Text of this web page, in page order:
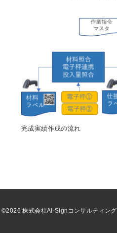
完成実績作成の流れ
©2026 株式会社AI-Signコンサルティング